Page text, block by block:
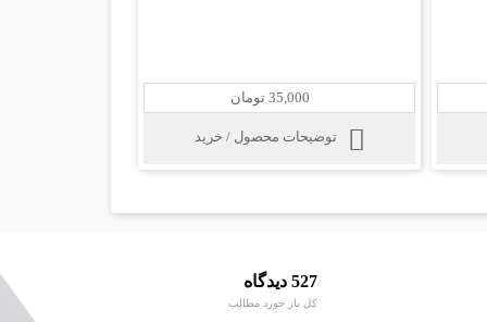
35,000 تومان
توضیحات محصول / خرید
527 دیدگاه
کل باز خورد مطالب